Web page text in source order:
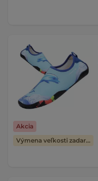
Akcia
Výmena veľkosti zadarmo